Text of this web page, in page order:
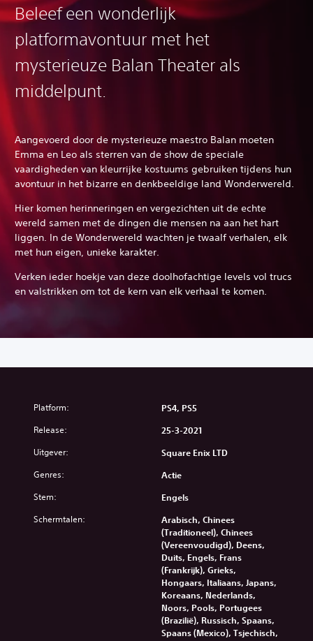
Beleef een wonderlijk
platformavontuur met het
mysterieuze Balan Theater als
middelpunt.
Aangevoerd door de mysterieuze maestro Balan moeten
Emma en Leo als sterren van de show de speciale
vaardigheden van kleurrijke kostuums gebruiken tijdens hun
avontuur in het bizarre en denkbeeldige land Wonderwereld.
Hier komen herinneringen en vergezichten uit de echte
wereld samen met de dingen die mensen na aan het hart
liggen. In de Wonderwereld wachten je twaalf verhalen, elk
met hun eigen, unieke karakter.
Verken ieder hoekje van deze doolhofachtige levels vol trucs
en valstrikken om tot de kern van elk verhaal te komen.
Platform: PS4, PS5
Release: 25-3-2021
Uitgever: Square Enix LTD
Genres: Actie
Stem: Engels
Schermtalen:
Arabisch, Chinees
(Traditioneel), Chinees
(Vereenvoudigd), Deens,
Duits, Engels, Frans
(Frankrijk), Grieks,
Hongaars, Italiaans, Japans,
Koreaans, Nederlands,
Noors, Pools, Portugees
(Brazilië), Russisch, Spaans,
Spaans (Mexico), Tsjechisch,